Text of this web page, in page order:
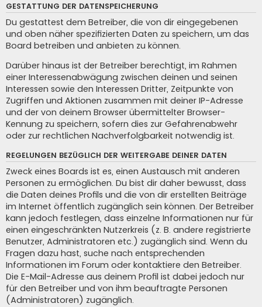
GESTATTUNG DER DATENSPEICHERUNG
Du gestattest dem Betreiber, die von dir eingegebenen
und oben näher spezifizierten Daten zu speichern, um das
Board betreiben und anbieten zu können.
Darüber hinaus ist der Betreiber berechtigt, im Rahmen
einer Interessenabwägung zwischen deinen und seinen
Interessen sowie den Interessen Dritter, Zeitpunkte von
Zugriffen und Aktionen zusammen mit deiner IP-Adresse
und der von deinem Browser übermittelter Browser-
Kennung zu speichern, sofern dies zur Gefahrenabwehr
oder zur rechtlichen Nachverfolgbarkeit notwendig ist.
REGELUNGEN BEZÜGLICH DER WEITERGABE DEINER DATEN
Zweck eines Boards ist es, einen Austausch mit anderen
Personen zu ermöglichen. Du bist dir daher bewusst, dass
die Daten deines Profils und die von dir erstellten Beiträge
im Internet öffentlich zugänglich sein können. Der Betreiber
kann jedoch festlegen, dass einzelne Informationen nur für
einen eingeschränkten Nutzerkreis (z. B. andere registrierte
Benutzer, Administratoren etc.) zugänglich sind. Wenn du
Fragen dazu hast, suche nach entsprechenden
Informationen im Forum oder kontaktiere den Betreiber.
Die E-Mail-Adresse aus deinem Profil ist dabei jedoch nur
für den Betreiber und von ihm beauftragte Personen
(Administratoren) zugänglich.